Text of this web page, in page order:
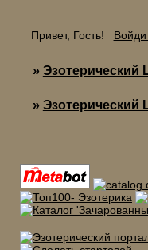
Привет, Гость!
» Эзотерический
» Эзотерический